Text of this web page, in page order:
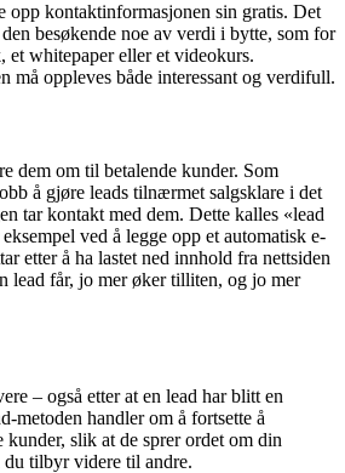
opp kontaktinformasjonen sin gratis. Det
besøkende noe av verdi i bytte, som for
et whitepaper eller et videokurs.
må oppleves både interessant og verdifull.
dem om til betalende kunder. Som
å gjøre leads tilnærmet salgsklare i det
tar kontakt med dem. Dette kalles «lead
ved å legge opp et automatisk e-
etter å ha lastet ned innhold fra nettsiden
lead får, jo mer øker tilliten, og jo mer
– også etter at en lead har blitt en
metoden handler om å fortsette å
kunder, slik at de sprer ordet om din
tilbyr videre til andre.